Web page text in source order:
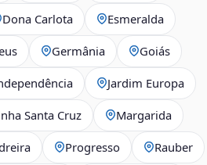
Dona Carlota Esmeralda
Germânia Goiás
Jardim Europa
Santa Cruz Margarida
Progresso Rauber